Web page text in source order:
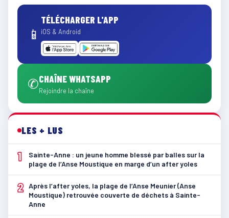
📱
TÉLÉCHARGER L'APP
iOS & Android
✆CHAÎNE WHATSAPP
Rejoindre la chaîne
LES + LUS
1
Sainte-Anne : un jeune homme blessé par balles sur la
plage de l’Anse Moustique en marge d’un after yoles
2 Après l’after yoles, la plage de l’Anse Meunier (Anse
Moustique) retrouvée couverte de déchets à Sainte-
Anne